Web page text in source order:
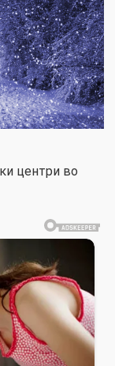
центри во